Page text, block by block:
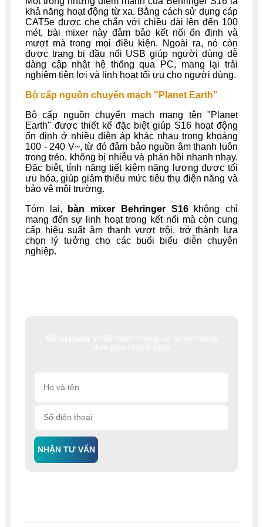
NHẬN TƯ VẤN
khả năng hoạt động từ xa. Bằng cách sử dụng cáp
CAT5e được che chắn với chiều dài lên đến 100
mét, bài mixer này đảm bảo kết nối ổn định và
mượt mà trong mọi điều kiện. Ngoài ra, nó còn
được trang bị đầu nối USB giúp người dùng dễ
dàng cập nhật hệ thống qua PC, mang lại trải
nghiệm tiện lợi và linh hoạt tối ưu cho người dùng.
Bộ cấp nguồn chuyển mạch "Planet Earth"
Bộ cấp nguồn chuyển mạch mang tên "Planet
Earth" được thiết kế đặc biệt giúp S16 hoạt động
ổn định ở nhiều điện áp khác nhau trong khoảng
100 - 240 V~, từ đó đảm bảo nguồn âm thanh luôn
trong trẻo, không bị nhiễu và phản hồi nhanh nhạy.
Đặc biệt, tính năng tiết kiệm năng lượng được tối
ưu hóa, giúp giảm thiểu mức tiêu thụ điện năng và
bảo vệ môi trường.
Tóm lại,
bàn mixer Behringer S16không chỉ
mang đến sự linh hoạt trong kết nối mà còn cung
cấp hiệu suất âm thanh vượt trội, trở thành lựa
chọn lý tưởng cho các buổi biểu diễn chuyên
nghiệp.